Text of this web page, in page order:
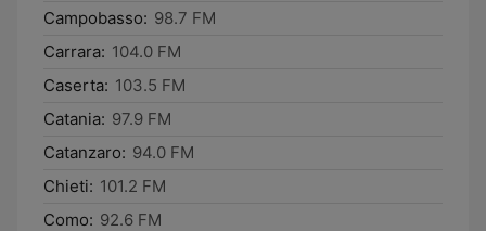
Campobasso: 98.7 FM
Carrara: 104.0 FM
Caserta: 103.5 FM
Catania: 97.9 FM
Catanzaro: 94.0 FM
Chieti: 101.2 FM
Como: 92.6 FM